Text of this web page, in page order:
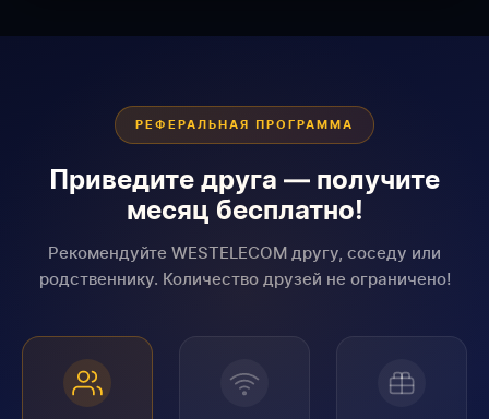
РЕФЕРАЛЬНАЯ ПРОГРАММА
Приведите друга — получите
месяц бесплатно!
Рекомендуйте WESTELECOM другу, соседу или
родственнику. Количество друзей не ограничено!